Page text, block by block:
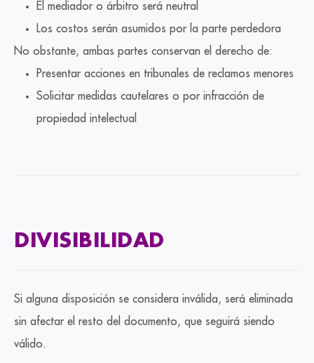
El mediador o árbitro será neutral
Los costos serán asumidos por la parte perdedora
No obstante, ambas partes conservan el derecho de:
Presentar acciones en tribunales de reclamos menores
Solicitar medidas cautelares o por infracción de
propiedad intelectual
DIVISIBILIDAD
Si alguna disposición se considera inválida, será eliminada
sin afectar el resto del documento, que seguirá siendo
válido.